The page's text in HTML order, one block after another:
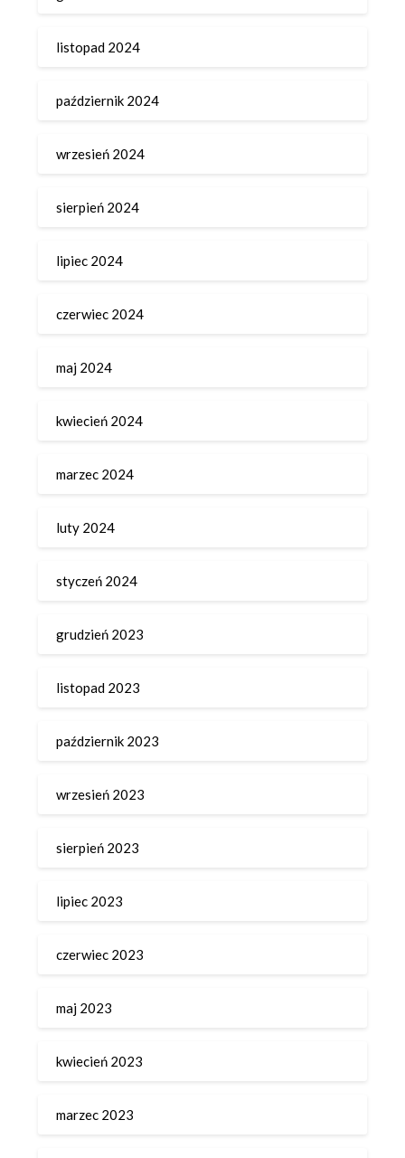
listopad 2024
październik 2024
wrzesień 2024
sierpień 2024
lipiec 2024
czerwiec 2024
maj 2024
kwiecień 2024
marzec 2024
luty 2024
styczeń 2024
grudzień 2023
listopad 2023
październik 2023
wrzesień 2023
sierpień 2023
lipiec 2023
czerwiec 2023
maj 2023
kwiecień 2023
marzec 2023